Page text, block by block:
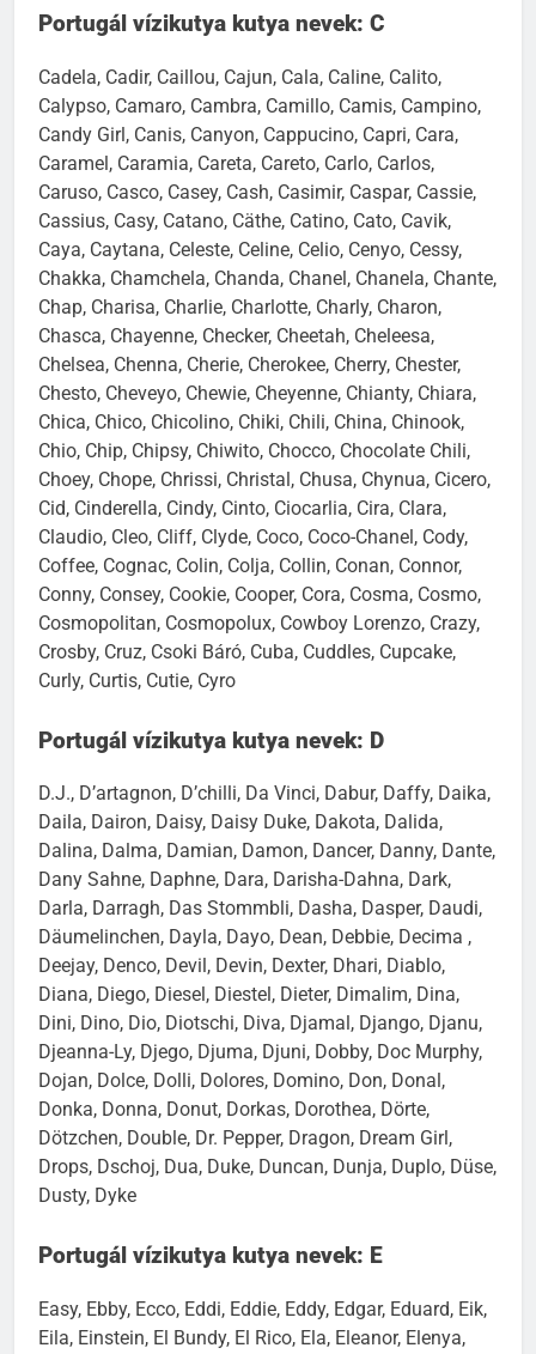
Portugál vízikutya kutya nevek: C
Cadela, Cadir, Caillou, Cajun, Cala, Caline, Calito,
Calypso, Camaro, Cambra, Camillo, Camis, Campino,
Candy Girl, Canis, Canyon, Cappucino, Capri, Cara,
Caramel, Caramia, Careta, Careto, Carlo, Carlos,
Caruso, Casco, Casey, Cash, Casimir, Caspar, Cassie,
Cassius, Casy, Catano, Cäthe, Catino, Cato, Cavik,
Caya, Caytana, Celeste, Celine, Celio, Cenyo, Cessy,
Chakka, Chamchela, Chanda, Chanel, Chanela, Chante,
Chap, Charisa, Charlie, Charlotte, Charly, Charon,
Chasca, Chayenne, Checker, Cheetah, Cheleesa,
Chelsea, Chenna, Cherie, Cherokee, Cherry, Chester,
Chesto, Cheveyo, Chewie, Cheyenne, Chianty, Chiara,
Chica, Chico, Chicolino, Chiki, Chili, China, Chinook,
Chio, Chip, Chipsy, Chiwito, Chocco, Chocolate Chili,
Choey, Chope, Chrissi, Christal, Chusa, Chynua, Cicero,
Cid, Cinderella, Cindy, Cinto, Ciocarlia, Cira, Clara,
Claudio, Cleo, Cliff, Clyde, Coco, Coco-Chanel, Cody,
Coffee, Cognac, Colin, Colja, Collin, Conan, Connor,
Conny, Consey, Cookie, Cooper, Cora, Cosma, Cosmo,
Cosmopolitan, Cosmopolux, Cowboy Lorenzo, Crazy,
Crosby, Cruz, Csoki Báró, Cuba, Cuddles, Cupcake,
Curly, Curtis, Cutie, Cyro
Portugál vízikutya kutya nevek: D
D.J., D’artagnon, D’chilli, Da Vinci, Dabur, Daffy, Daika,
Daila, Dairon, Daisy, Daisy Duke, Dakota, Dalida,
Dalina, Dalma, Damian, Damon, Dancer, Danny, Dante,
Dany Sahne, Daphne, Dara, Darisha-Dahna, Dark,
Darla, Darragh, Das Stommbli, Dasha, Dasper, Daudi,
Däumelinchen, Dayla, Dayo, Dean, Debbie, Decima ,
Deejay, Denco, Devil, Devin, Dexter, Dhari, Diablo,
Diana, Diego, Diesel, Diestel, Dieter, Dimalim, Dina,
Dini, Dino, Dio, Diotschi, Diva, Djamal, Django, Djanu,
Djeanna-Ly, Djego, Djuma, Djuni, Dobby, Doc Murphy,
Dojan, Dolce, Dolli, Dolores, Domino, Don, Donal,
Donka, Donna, Donut, Dorkas, Dorothea, Dörte,
Dötzchen, Double, Dr. Pepper, Dragon, Dream Girl,
Drops, Dschoj, Dua, Duke, Duncan, Dunja, Duplo, Düse,
Dusty, Dyke
Portugál vízikutya kutya nevek: E
Easy, Ebby, Ecco, Eddi, Eddie, Eddy, Edgar, Eduard, Eik,
Eila, Einstein, El Bundy, El Rico, Ela, Eleanor, Elenya,